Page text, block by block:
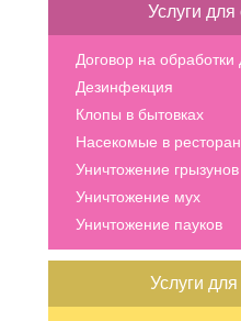
Услуги для
Договор на
Дезинфекция
Клопы в бытовках
Насекомые в
Уничтожение
Уничтожение мух
Уничтожение пауков
Услуги